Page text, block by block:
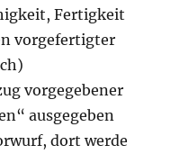
Fertigkeit
vorgefertigter
vorgegebener
ausgegeben
dort werde